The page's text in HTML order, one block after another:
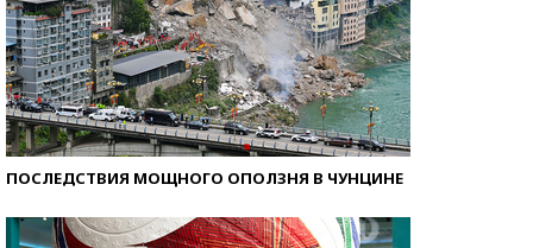
ПОСЛЕДСТВИЯ МОЩНОГО ОПОЛЗНЯ В ЧУНЦИНЕ